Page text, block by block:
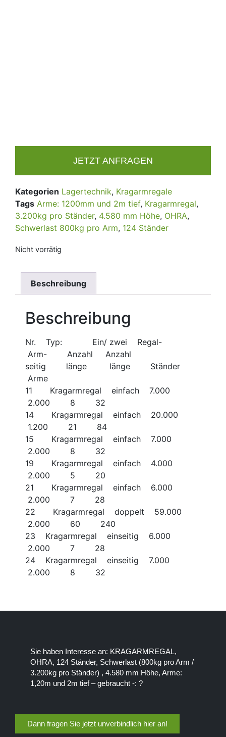
JETZT ANFRAGEN
Kategorien Lagertechnik, Kragarmregale
Tags Arme: 1200mm und 2m tief, Kragarmregal,
3.200kg pro Ständer, 4.580 mm Höhe, OHRA,
Schwerlast 800kg pro Arm, 124 Ständer
Nicht vorrätig
Beschreibung
Beschreibung
Nr. Typ: Ein/ zwei Regal-
Arm- Anzahl Anzahl
seitig länge länge Ständer
Arme
11 Kragarmregal einfach 7.000
2.000 8 32
14 Kragarmregal einfach 20.000
1.200 21 84
15 Kragarmregal einfach 7.000
2.000 8 32
19 Kragarmregal einfach 4.000
2.000 5 20
21 Kragarmregal einfach 6.000
2.000 7 28
22 Kragarmregal doppelt 59.000
2.000 60 240
23 Kragarmregal einseitig 6.000
2.000 7 28
24 Kragarmregal einseitig 7.000
2.000 8 32
Sie haben Interesse an: KRAGARMREGAL,
OHRA, 124 Ständer, Schwerlast (800kg pro Arm /
3.200kg pro Ständer) , 4.580 mm Höhe, Arme:
1,20m und 2m tief – gebraucht -: ?
Dann fragen Sie jetzt unverbindlich hier an!